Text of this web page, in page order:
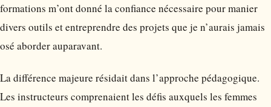
formations m’ont donné la confiance nécessaire pour manier
divers outils et entreprendre des projets que je n’aurais jamais
osé aborder auparavant.
La différence majeure résidait dans l’approche pédagogique.
Les instructeurs comprenaient les défis auxquels les femmes